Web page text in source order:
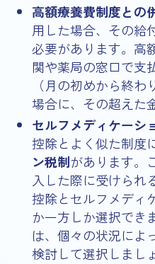
高額療養費制度との
用した場合、その給
必要があります。高
関や薬局の窓口で支
（月の初めから終
場合に、その超えた
セルフメディケーシ
控除とよく似た制度に
ン税制があります。
入した際に受けられ
控除とセルフメディ
か一方しか選択でき
は、個々の状況によ
検討して選択しまし